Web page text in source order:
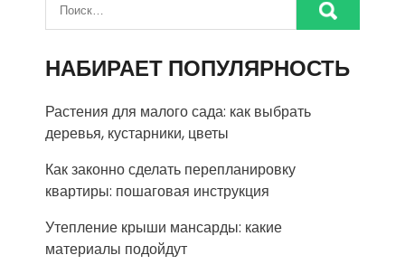
НАБИРАЕТ ПОПУЛЯРНОСТЬ
Растения для малого сада: как выбрать
деревья, кустарники, цветы
Как законно сделать перепланировку
квартиры: пошаговая инструкция
Утепление крыши мансарды: какие
материалы подойдут